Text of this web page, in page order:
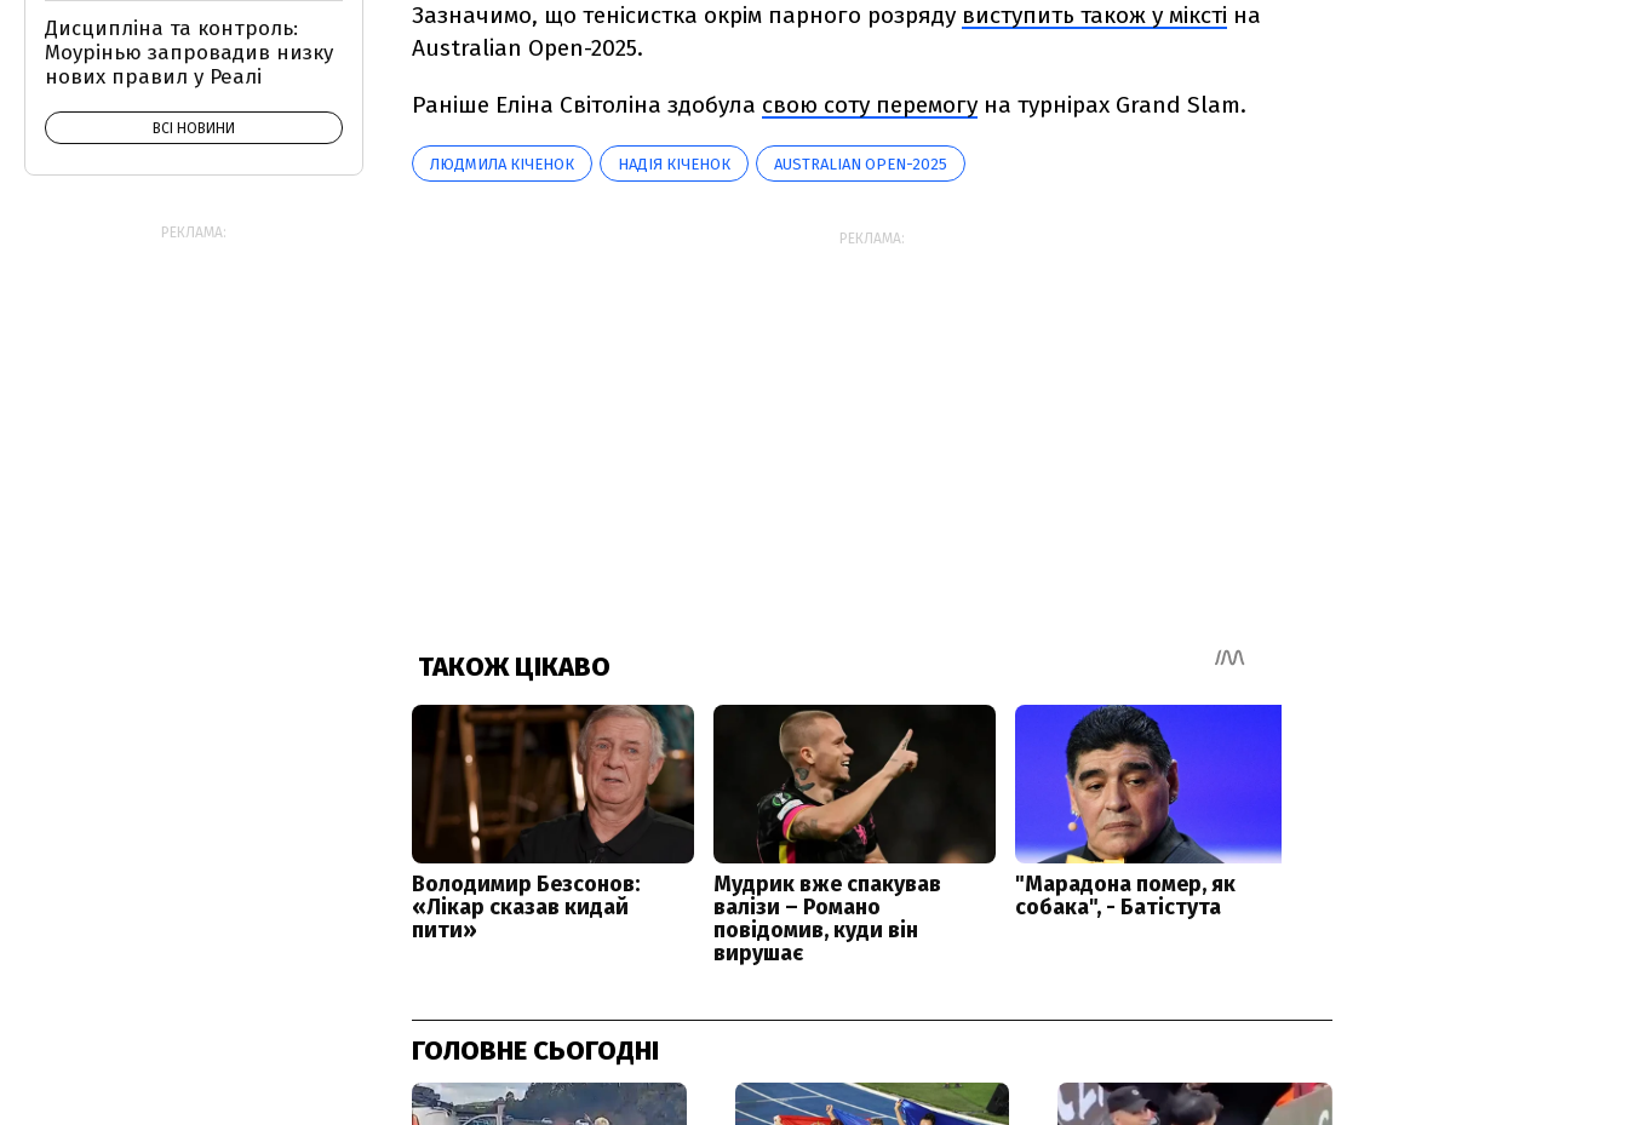
Зазначимо, що тенісистка окрім парного розряду виступить також у міксті на
Australian Open-2025.
Раніше Еліна Світоліна здобула свою соту перемогу на турнірах Grand Slam.
ЛЮДМИЛА КІЧЕНОК НАДІЯ КІЧЕНОК AUSTRALIAN OPEN-2025
РЕКЛАМА:
ГОЛОВНЕ СЬОГОДНІ
Дисципліна та контроль:
Моурінью запровадив низку
нових правил у Реалі
ВСІ НОВИНИ
РЕКЛАМА: